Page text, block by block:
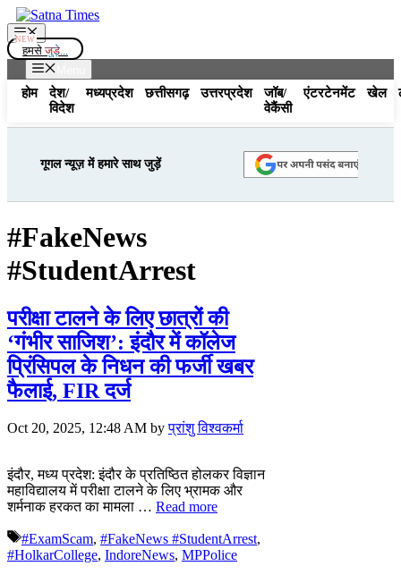
Skip
to
content
Menu
हमसे जुड़े...
होम
देश/
विदेश
मध्यप्रदेश छत्तीसगढ़ उत्तरप्रदेश
जॉब/
वेकैंसी
एंटरटेनमेंट खेल
गूगल न्यूज़ में हमारे साथ जुड़ें
#FakeNews
#StudentArrest
परीक्षा टालने के लिए छात्रों की
‘गंभीर साजिश’: इंदौर में कॉलेज
प्रिंसिपल के निधन की फर्जी खबर
फैलाई, FIR दर्ज
Oct 20, 2025, 12:48 AM byप्रांशु विश्वकर्मा
इंदौर, मध्य प्रदेश: इंदौर के प्रतिष्ठित होलकर विज्ञान
महाविद्यालय में परीक्षा टालने के लिए भ्रामक और
शर्मनाक हरकत का मामला … Read more
Tags
#ExamScam, #FakeNews #StudentArrest,
#HolkarCollege, IndoreNews, MPPolice